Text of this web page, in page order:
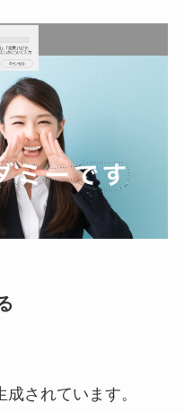
されています。